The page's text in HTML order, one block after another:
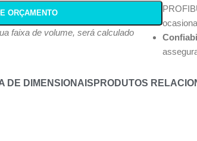
ORÇAMENTO
faixa de volume, será calculado
DE DIMENSIONAIS PRODUTOS